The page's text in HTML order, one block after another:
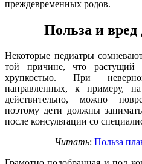
преждевременных родов.
Польза и вред
Некоторые педиатры
той причине, что растущий
хрупкостью. При
направленных, к примеру,
действительно, можно
поэтому дети должны
после консультации со
Читать: Польза